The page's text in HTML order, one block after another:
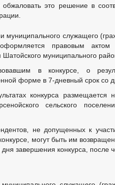
обжаловать это решение в
муниципального служащего
правовым актом
Шатойского муниципального
в конкурсе, о
форме в 7-дневный срок со
конкурса размещается
сельского
не допущенных к
могут быть им
дня завершения конкурса, после